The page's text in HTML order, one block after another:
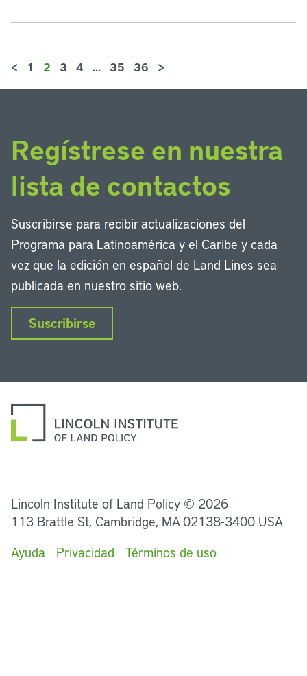
< 1 2 3 4 … 35 36 >
Regístrese en nuestra
lista de contactos
Suscribirse para recibir actualizaciones del
Programa para Latinoamérica y el Caribe y cada
vez que la edición en español de Land Lines sea
publicada en nuestro sitio web.
Suscribirse
Lincoln Institute of Land Policy © 2026
113 Brattle St, Cambridge, MA 02138-3400 USA
Ayuda
Privacidad Términos de uso